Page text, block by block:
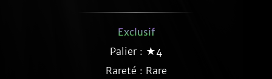
Exclusif
Palier : ★4
Rareté : Rare